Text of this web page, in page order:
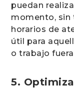
puedan
momento, sin
horarios de
útil para
o trabajo
5.